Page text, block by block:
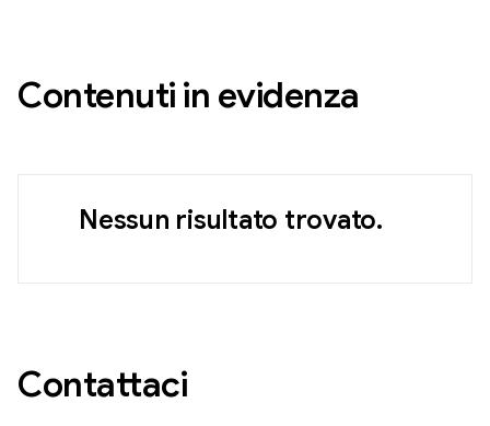
Contenuti in evidenza
Nessun risultato trovato.
Contattaci